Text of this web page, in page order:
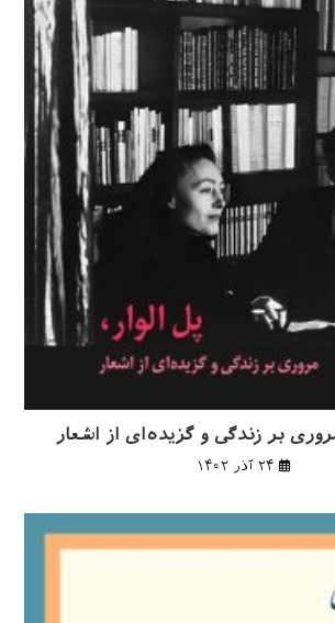
بر زندگی و گزیده‌ای از اشعار
۲۴ آذر ۱۴۰۲